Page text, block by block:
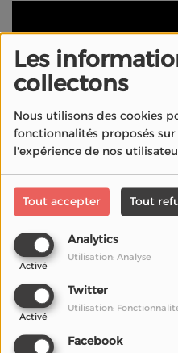
Les
collectons
Nous utilisons des cookies
fonctionnalités proposés
l'expérience de nos
Tout accepter Tout
Analytics
Activé
Utilisation: Analyse
Twitter
Activé
Utilisation:
Facebook
11 mars 2026
Barbra Streisand
auFestival de Cannes,
du Palmarès
des Festivals
, le samedi
La Radio du Cinéma vous